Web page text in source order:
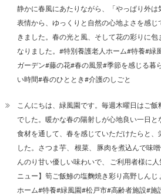
静かに春風にあたりながら、「やっぱり外
表情から、ゆっくりと自然の心地よさを感
きました。春の光と風、そして花の彩りに
なりました。#特別養護老人ホーム#特養#緑
ガーデン#藤の花#春の風景#季節を感じる暮
い時間#春のひととき#介護のしごと
こんにちは、緑風園です。毎週木曜日はご飯
でした。暖かな春の陽射しが心地良い一日
食材を通して、春を感じていただけたらと、
した。さつま芋、 根菜、 豚肉を煮込んで味
んのり甘い優しい味わいで、 ご利用者様に
ニュー】筍ご飯鯵の塩麴焼き彩り高野しん
ホーム#特養#緑風園#松戸市#高齢者施設#